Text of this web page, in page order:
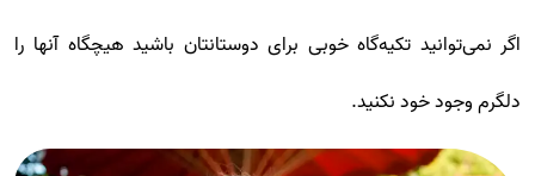
اگر نمی‌توانید تکیه‌گاه خوبی برای دوستانتان باشید هیچگاه آنها را
دلگرم وجود خود نکنید.